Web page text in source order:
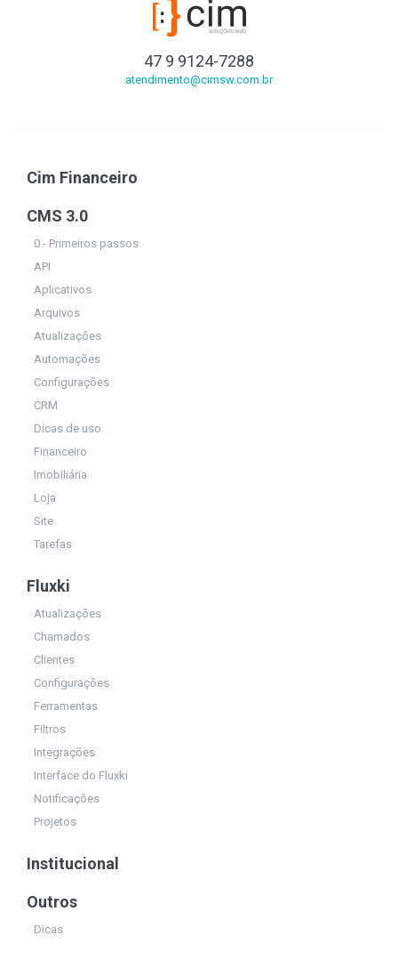
47 9 9124-7288
atendimento@cimsw.com.br
Cim Financeiro
CMS 3.0
0 - Primeiros passos
API
Aplicativos
Arquivos
Atualizações
Automações
Configurações
CRM
Dicas de uso
Financeiro
Imobiliária
Loja
Site
Tarefas
Fluxki
Atualizações
Chamados
Clientes
Configurações
Ferramentas
Filtros
Integrações
Interface do Fluxki
Notificações
Projetos
Institucional
Outros
Dicas